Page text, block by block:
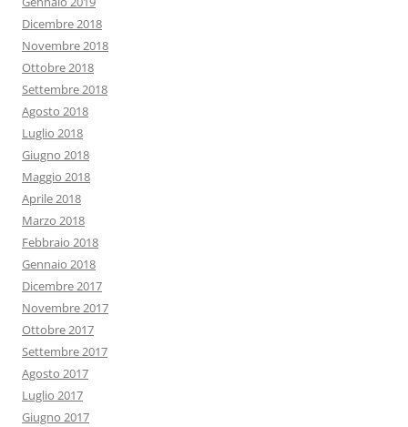
Dicembre 2018
Novembre 2018
Ottobre 2018
Settembre 2018
Agosto 2018
Luglio 2018
Giugno 2018
Maggio 2018
Aprile 2018
Marzo 2018
Febbraio 2018
Gennaio 2018
Dicembre 2017
Novembre 2017
Ottobre 2017
Settembre 2017
Agosto 2017
Luglio 2017
Giugno 2017